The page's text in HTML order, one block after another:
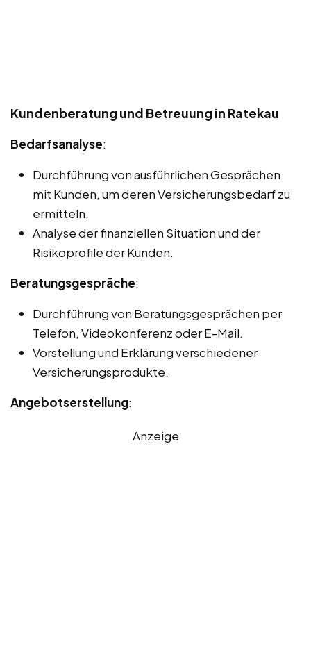
Kundenberatung und Betreuung in Ratekau
Bedarfsanalyse:
Durchführung von ausführlichen Gesprächen
mit Kunden, um deren Versicherungsbedarf zu
ermitteln.
Analyse der finanziellen Situation und der
Risikoprofile der Kunden.
Beratungsgespräche:
Durchführung von Beratungsgesprächen per
Telefon, Videokonferenz oder E-Mail.
Vorstellung und Erklärung verschiedener
Versicherungsprodukte.
Angebotserstellung:
Anzeige